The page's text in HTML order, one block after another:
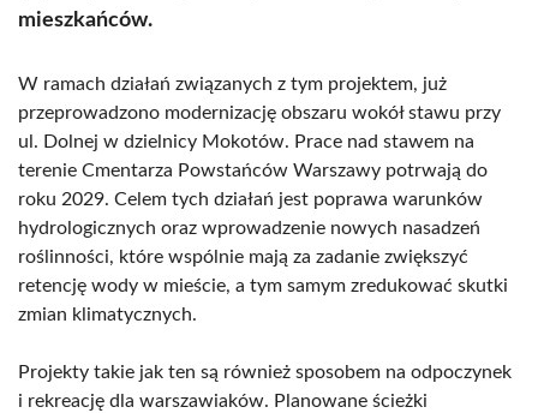
mieszkańców.
W ramach działań związanych z tym projektem, już
przeprowadzono modernizację obszaru wokół stawu przy
ul. Dolnej w dzielnicy Mokotów. Prace nad stawem na
terenie Cmentarza Powstańców Warszawy potrwają do
roku 2029. Celem tych działań jest poprawa warunków
hydrologicznych oraz wprowadzenie nowych nasadzeń
roślinności, które wspólnie mają za zadanie zwiększyć
retencję wody w mieście, a tym samym zredukować skutki
zmian klimatycznych.
Projekty takie jak ten są również sposobem na odpoczynek
i rekreację dla warszawiaków. Planowane ścieżki